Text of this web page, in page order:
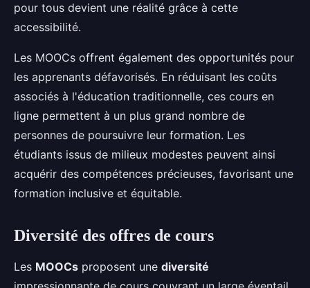
pour tous devient une réalité grâce à cette
accessibilité.
Les MOOCs offrent également des opportunités pour
les apprenants défavorisés. En réduisant les coûts
associés à l'éducation traditionnelle, ces cours en
ligne permettent à un plus grand nombre de
personnes de poursuivre leur formation. Les
étudiants issus de milieux modestes peuvent ainsi
acquérir des compétences précieuses, favorisant une
formation inclusive et équitable.
Diversité des offres de cours
Les MOOCs proposent une diversité